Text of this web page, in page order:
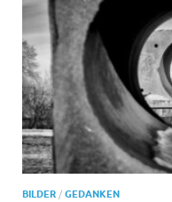
BILDER / GEDANKEN